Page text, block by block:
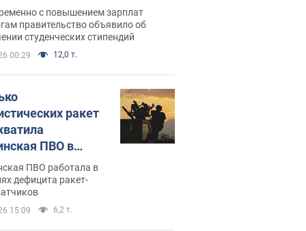
с повышением зарплат
правительство объявило об
студенческих стипендий
00:29 12,0 т.
ракет
ПВО в
в Минобороны
цифру
ПВО работала в
дефицита ракет-
15:09 6,2 т.